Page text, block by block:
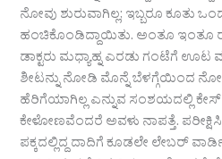
ನೋವು ಶುರುವಾಗಿಲ್ಲ; ಇಬ್ಬರೂ ಕೂತು
ಹಂಚಿಕೊಂಡಿದ್ದಾಯಿತು. ಅಂತೂ ಇಂತೂ
ಡಾಕ್ಟರು ಮಧ್ಯಾಹ್ನ ಎರಡು ಗಂಟೆಗೆ
ಶೀಟನ್ನು ನೋಡಿ ಮೊನ್ನೆ ಬೆಳಗ್ಗೆಯಿಂದ
ಹೆರಿಗೆಯಾಗಿಲ್ಲ ಎನ್ನುವ ಸಂಶಯದಲ್ಲಿ
ಕೇಳೋಣವೆಂದರೆ ಅವಳು ನಾಪತ್ತೆ.
ಪಕ್ಕದಲ್ಲಿದ್ದ ದಾದಿಗೆ ಕೂಡಲೇ ಲೇಬರ್‌